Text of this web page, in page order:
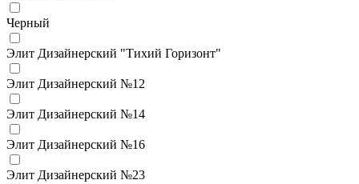
Черный
Элит Дизайнерский "Тихий Горизонт"
Элит Дизайнерский №12
Элит Дизайнерский №14
Элит Дизайнерский №16
Элит Дизайнерский №23